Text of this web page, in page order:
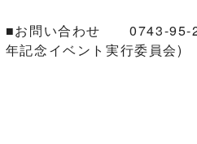
■お問い合わせ 0743-95-
年記念イベント実行委員会)